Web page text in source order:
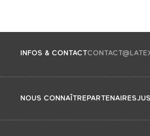
INFOS & CONTACT
NOUS CONNAÎTREPARTENAIRES